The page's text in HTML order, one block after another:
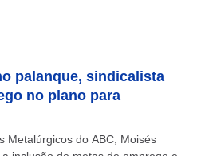
palanque, sindicalista
no plano para
Metalúrgicos do ABC, Moisés